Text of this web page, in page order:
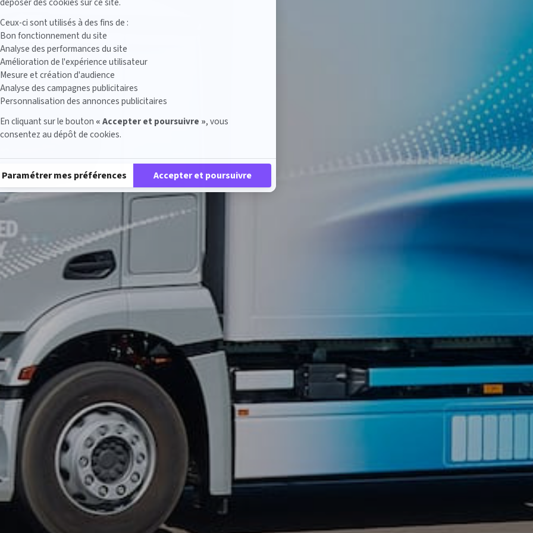
déposer des cookies sur ce site.
Ceux-ci sont utilisés à des fins de :
Bon fonctionnement du site
Analyse des performances du site
Amélioration de l'expérience utilisateur
Mesure et création d'audience
Analyse des campagnes publicitaires
Personnalisation des annonces publicitaires
En cliquant sur le bouton « Accepter et poursuivre », vous
consentez au dépôt de cookies.
Paramétrer mes préférences Accepter et poursuivre